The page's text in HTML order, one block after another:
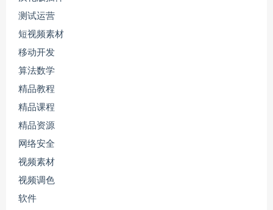
测试运营
短视频素材
移动开发
算法数学
精品教程
精品课程
精品资源
网络安全
视频素材
视频调色
软件